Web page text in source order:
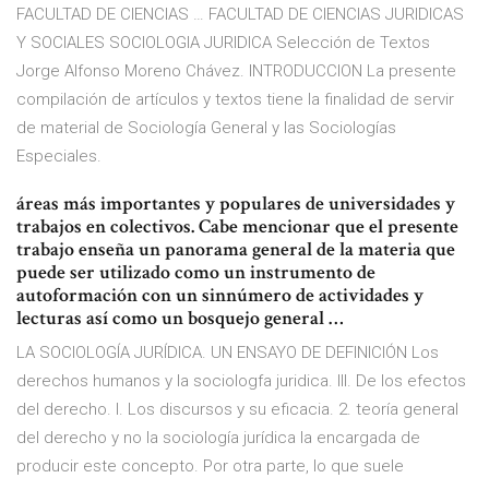
FACULTAD DE CIENCIAS … FACULTAD DE CIENCIAS JURIDICAS
Y SOCIALES SOCIOLOGIA JURIDICA Selección de Textos
Jorge Alfonso Moreno Chávez. INTRODUCCION La presente
compilación de artículos y textos tiene la finalidad de servir
de material de Sociología General y las Sociologías
Especiales.
áreas más importantes y populares de universidades y
trabajos en colectivos. Cabe mencionar que el presente
trabajo enseña un panorama general de la materia que
puede ser utilizado como un instrumento de
autoformación con un sinnúmero de actividades y
lecturas así como un bosquejo general …
LA SOCIOLOGÍA JURÍDICA. UN ENSAYO DE DEFINICIÓN Los
derechos humanos y la sociologfa juridica. III. De los efectos
del derecho. l. Los discursos y su eficacia. 2. teoría general
del derecho y no la sociología jurídica la encargada de
producir este concepto. Por otra parte, lo que suele